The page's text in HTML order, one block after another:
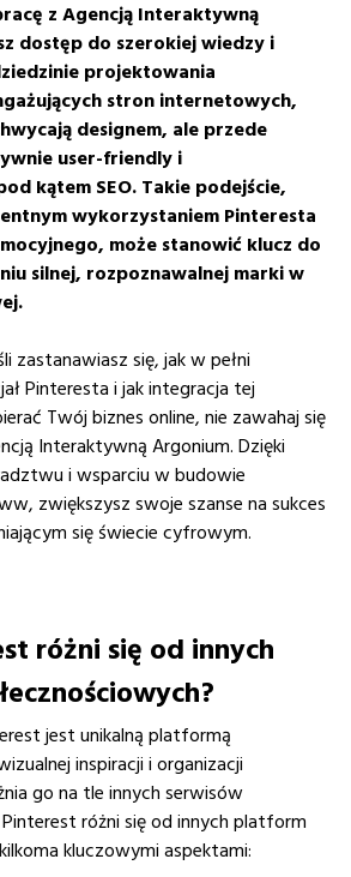
z Agencją Interaktywną
dostęp do szerokiej wiedzy i
projektowania
stron internetowych,
designem, ale przede
user-friendly i
kątem SEO. Takie podejście,
wykorzystaniem Pinteresta
może stanowić klucz do
silnej, rozpoznawalnej marki w
zastanawiasz się, jak w pełni
Pinteresta i jak integracja tej
Twój biznes online, nie zawahaj się
Interaktywną Argonium. Dzięki
i wsparciu w budowie
zwiększysz swoje szanse na sukces
się świecie cyfrowym.
różni się od innych
jest unikalną platformą
inspiracji i organizacji
go na tle innych serwisów
Pinterest różni się od innych platform
kluczowymi aspektami: